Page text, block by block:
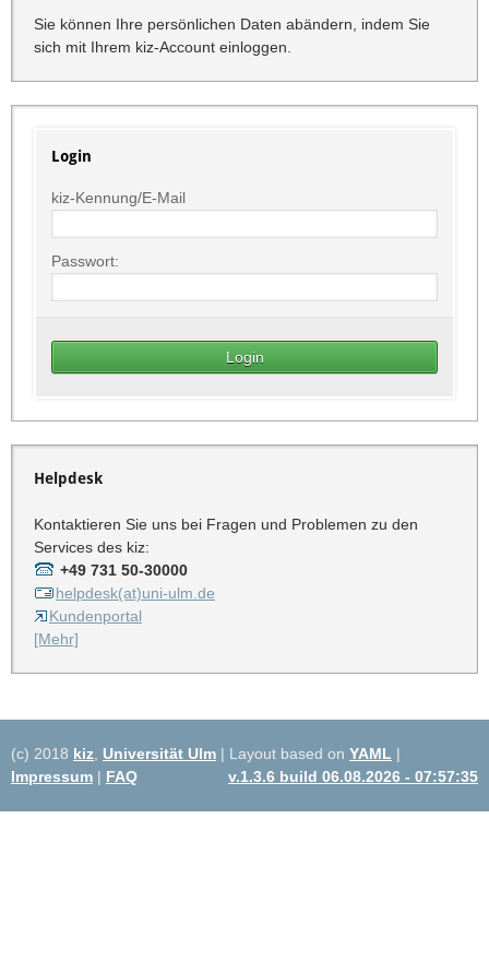
Sie können Ihre persönlichen Daten abändern, indem Sie
sich mit Ihrem kiz-Account einloggen.
Login
kiz-Kennung/E-Mail
Passwort:
Helpdesk
Kontaktieren Sie uns bei Fragen und Problemen zu den
Services des kiz:
+49 731 50-30000
helpdesk(at)uni-ulm.de
Kundenportal
[Mehr]
(c) 2018 kiz Universität Ulm | Layout based on YAML |
Impressum | FAQ v.1.3.6 build 06.08.2026 - 07:57:35